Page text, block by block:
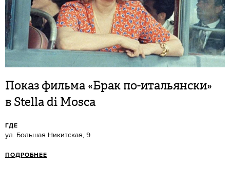
Показ фильма «Брак по-итальянски»
в Stella di Mosca
ГДЕ
ул. Большая Никитская, 9
ПОДРОБНЕЕ